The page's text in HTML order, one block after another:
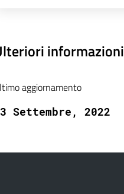
informazioni
aggiornamento
Settembre, 2022